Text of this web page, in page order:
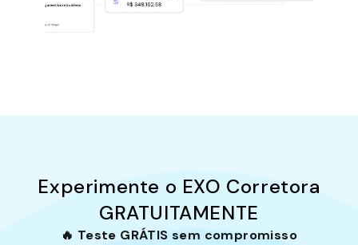
Experimente o EXO Corretora
GRATUITAMENTE
🔥 Teste GRÁTIS sem compromisso